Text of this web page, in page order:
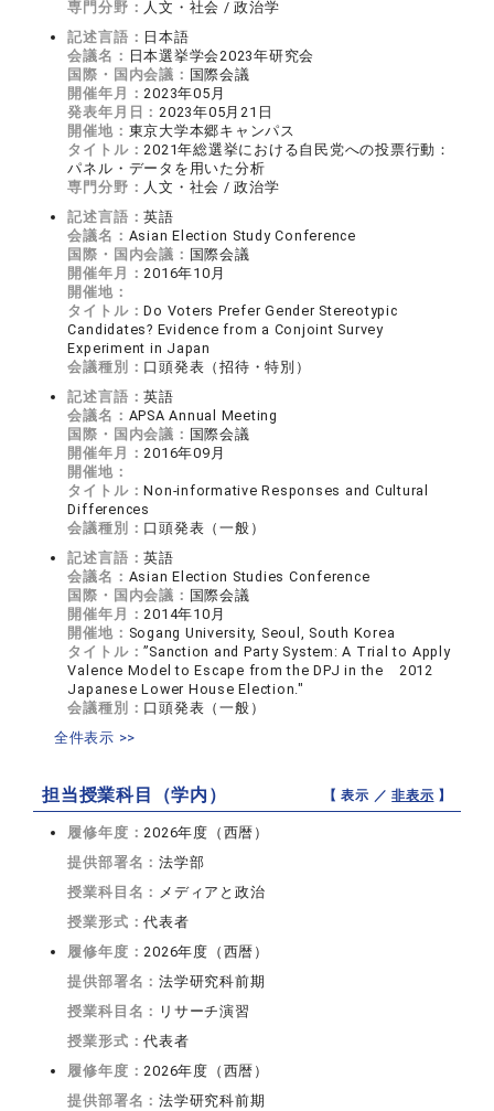
専門分野： 人文・社会 / 政治学
記述言語： 日本語
会議名： 日本選挙学会2023年研究会
国際・国内会議： 国際会議
開催年月：2023年05月
発表年月日：2023年05月21日
開催地： 東京大学本郷キャンパス
タイトル：2021年総選挙における自民党への投票行動：
パネル・データを用いた分析
専門分野： 人文・社会 / 政治学
記述言語：英語
会議名： Asian Election Study Conference
国際・国内会議： 国際会議
開催年月：2016年10月
開催地：
タイトル：Do Voters Prefer Gender Stereotypic
Candidates? Evidence from a Conjoint Survey
Experiment in Japan
会議種別： 口頭発表（招待・特別）
記述言語：英語
会議名： APSA Annual Meeting
国際・国内会議： 国際会議
開催年月：2016年09月
開催地：
タイトル：Non-informative Responses and Cultural
Differences
会議種別： 口頭発表（一般）
記述言語：英語
会議名： Asian Election Studies Conference
国際・国内会議： 国際会議
開催年月：2014年10月
開催地： Sogang University, Seoul, South Korea
タイトル：”Sanction and Party System: A Trial to Apply
Valence Model to Escape from the DPJ in the 2012
Japanese Lower House Election."
会議種別： 口頭発表（一般）
全件表示 >>
担当授業科目（学内） 【 表示 ／非表示 】
履修年度：2026年度（西暦）
提供部署名：法学部
授業科目名： メディアと政治
授業形式：代表者
履修年度：2026年度（西暦）
提供部署名：法学研究科前期
授業科目名： リサーチ演習
授業形式：代表者
履修年度：2026年度（西暦）
提供部署名：法学研究科前期